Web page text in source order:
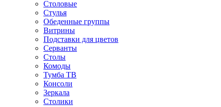
Столовые
Стулья
Обеденные группы
Витрины
Подставки для цветов
Серванты
Столы
Комоды
Тумба ТВ
Консоли
Зеркала
Столики